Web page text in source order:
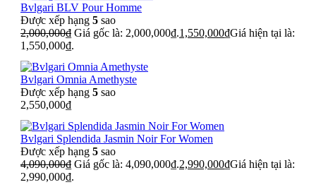
Bvlgari BLV Pour Homme
Được xếp hạng 5 sao
2,000,000₫ Giá gốc là: 2,000,000₫.1,550,000₫Giá hiện tại là:
1,550,000₫.
Bvlgari Omnia Amethyste
Được xếp hạng 5 sao
2,550,000₫
Bvlgari Splendida Jasmin Noir For Women
Được xếp hạng 5 sao
4,090,000₫ Giá gốc là: 4,090,000₫.2,990,000₫Giá hiện tại là:
2,990,000₫.